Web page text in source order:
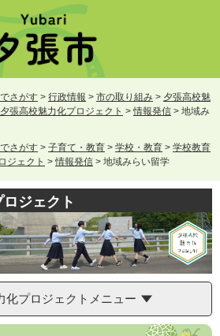
さがす > 行政情報 > 市の取り組み > 夕張高校魅
夕張高校魅力化プロジェクト >情報発信 > 地域み
さがす > 子育て・教育 > 学校・教育 > 学校教育
ジェクト >情報発信 > 地域みらい留学
ジェクト
化プロジェクトメニュー